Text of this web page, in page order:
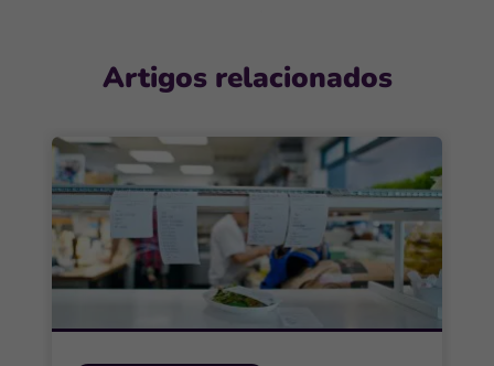
Artigos relacionados